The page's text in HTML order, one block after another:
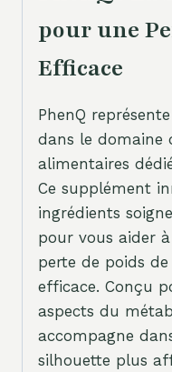
pour une
Efficace
PhenQ
dans le domaine
alimentaires
Ce supplément
ingrédients
pour vous aider
perte de poids
efficace. Conçu
aspects du
accompagne
silhouette plus